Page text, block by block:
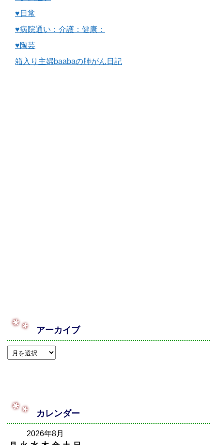
♥日常
♥病院通い：介護：健康：
♥陶芸
箱入り主婦baabaの肺がん日記
アーカイブ
カレンダー
2026年8月